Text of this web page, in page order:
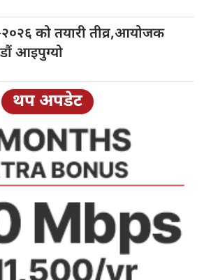
को तयारी तीव्र,आयोजक
आइपुग्यो
थप अपडेट